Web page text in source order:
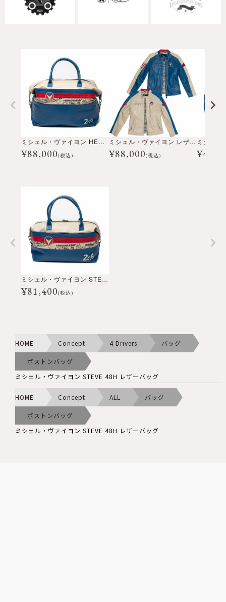
ミシェル・ヴァイヨン HENRI 72H レザーバッグ
¥88,000(税込)
ミシェル・ヴァイヨン レザー ジャケット
¥88,000(税込) ¥
ミシェル・ヴァイヨン STEVE 48H レザーバッグ
¥81,400(税込)
HOME Concept 4 Drivers バッグ
ボストンバッグ
ミシェル・ヴァイヨン STEVE 48H レザーバッグ
HOME Concept ALL バッグ
ボストンバッグ
ミシェル・ヴァイヨン STEVE 48H レザーバッグ